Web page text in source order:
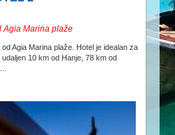
Agia Marina plaže
Agia Marina plaže. Hotel je idealan za
10 km od Hanje, 78 km od